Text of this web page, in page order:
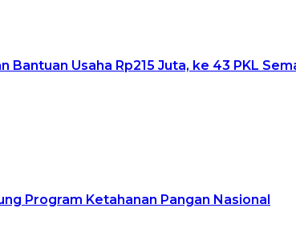
Bantuan Usaha Rp215 Juta, ke 43 PKL
Program Ketahanan Pangan Nasional